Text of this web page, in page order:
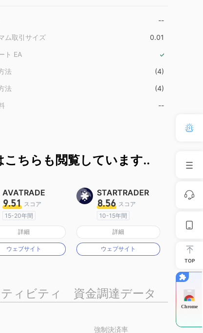
--
ム取引サイズ 0.01
ト EA
法 (4)
法 (4)
--
こちらも閲覧しています..
AVATRADE
9.51 スコア
15-20年間
オーストラリア規制
マーケットメイキングライセンス（MM）
詳細
ウェブサイト
STARTRADER
8.56 スコア
10-15年間
オーストラリア規制
マーケットメイキングライセンス（MM）
詳細
ウェブサイト
ィビティ 資金調達データ
強制決済率
TOP
Chrome